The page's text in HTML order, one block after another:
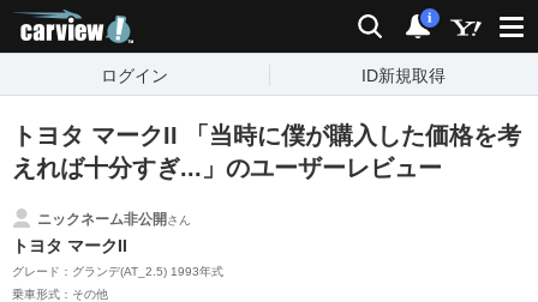
検索 通知
i
ログイン ID新規取得
トヨタ マークII 「当時に僕が購入した価格を考
えれば十分すぎ...」のユーザーレビュー
ニックネーム非公開さん
トヨタ マークII
グレード：グランデ(AT_2.5) 1993年式
乗車形式：その他